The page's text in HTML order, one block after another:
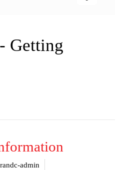
Getting
randc-admin